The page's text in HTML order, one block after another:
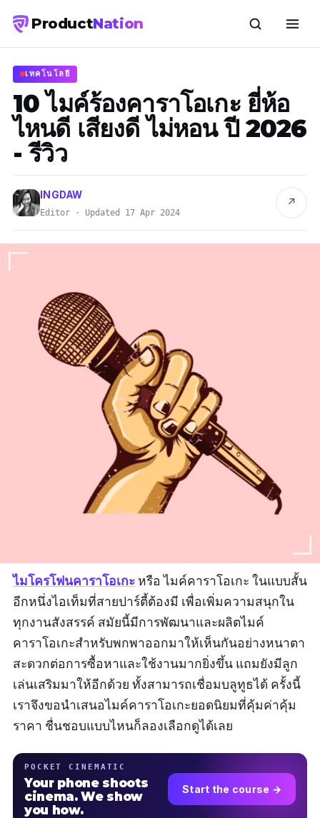
ProductNation
เทคโนโลยี
10 ไมค์ร้องคาราโอเกะ ยี่ห้อ
ไหนดี เสียงดี ไม่หอน ปี 2026
- รีวิว
INGDAW
Editor · Updated 17 Apr 2024
↗
ไมโครโฟนคาราโอเกะ หรือ ไมค์คาราโอเกะ ในแบบสั้น
อีกหนึ่งไอเท็มที่สายปาร์ตี้ต้องมี เพื่อเพิ่มความสนุกใน
ทุกงานสังสรรค์ สมัยนี้มีการพัฒนาและผลิตไมค์
คาราโอเกะสำหรับพกพาออกมาให้เห็นกันอย่างหนาตา
สะดวกต่อการซื้อหาและใช้งานมากยิ่งขึ้น แถมยังมีลูก
เล่นเสริมมาให้อีกด้วย ทั้งสามารถเชื่อมบลูทูธได้ ครั้งนี้
เราจึงขอนำเสนอไมค์คาราโอเกะยอดนิยมที่คุ้มค่าคุ้ม
ราคา ชื่นชอบแบบไหนก็ลองเลือกดูได้เลย
POCKET CINEMATIC
Your phone shoots
cinema. We show
you how.
Start the course →